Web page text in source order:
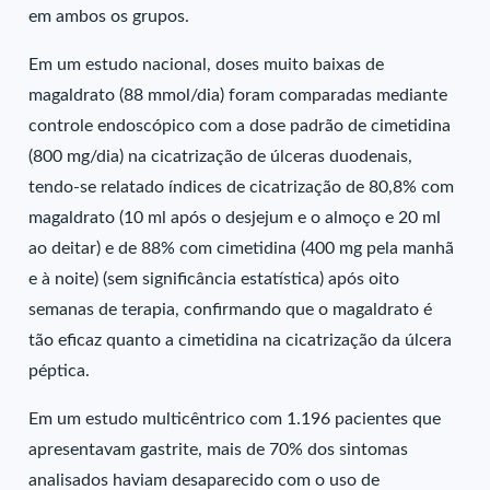
em ambos os grupos.
Em um estudo nacional, doses muito baixas de
magaldrato (88 mmol/dia) foram comparadas mediante
controle endoscópico com a dose padrão de cimetidina
(800 mg/dia) na cicatrização de úlceras duodenais,
tendo-se relatado índices de cicatrização de 80,8% com
magaldrato (10 ml após o desjejum e o almoço e 20 ml
ao deitar) e de 88% com cimetidina (400 mg pela manhã
e à noite) (sem significância estatística) após oito
semanas de terapia, confirmando que o magaldrato é
tão eficaz quanto a cimetidina na cicatrização da úlcera
péptica.
Em um estudo multicêntrico com 1.196 pacientes que
apresentavam gastrite, mais de 70% dos sintomas
analisados haviam desaparecido com o uso de